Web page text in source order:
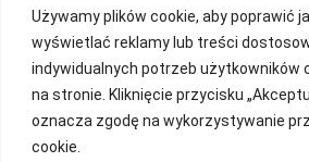
Używamy plików cookie, aby poprawić
wyświetlać reklamy lub treści
indywidualnych potrzeb użytkowników
na stronie. Kliknięcie przycisku
oznacza zgodę na wykorzystywanie
cookie.
Martyna Wojciechowska
Relacja zdjęciowa 25.09.2024r (cz.2)
Wywiady z uczestnikami